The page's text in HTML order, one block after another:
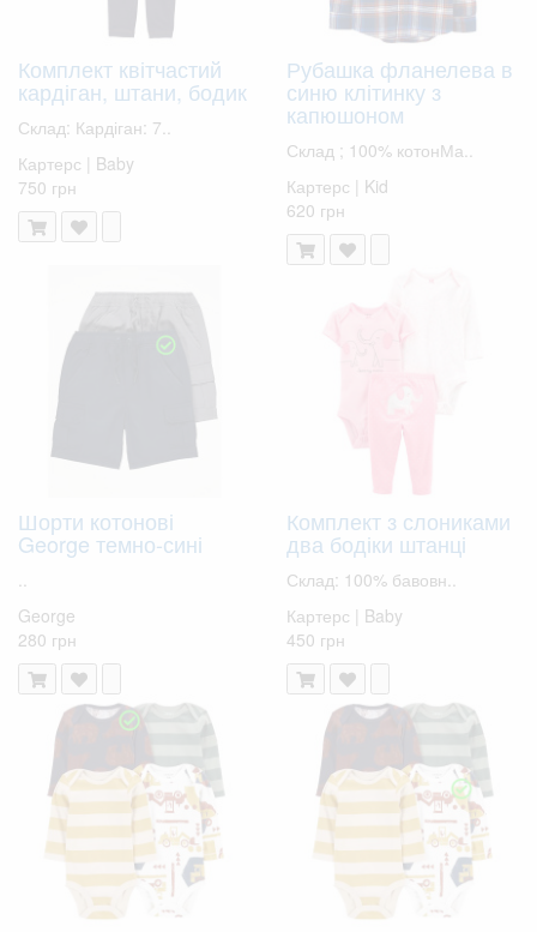
Комплект квітчастий
кардіган, штани, бодик
Склад: Кардіган: 7..
Картерс | Baby
750 грн
Рубашка фланелева в
синю клітинку з
капюшоном
Склад ; 100% котонМа..
Картерс | Kid
620 грн
Шорти котонові
George темно-сині
George
280 грн
Комплект з слониками
два бодіки штанці
Склад: 100% бавовн..
Картерс | Baby
450 грн